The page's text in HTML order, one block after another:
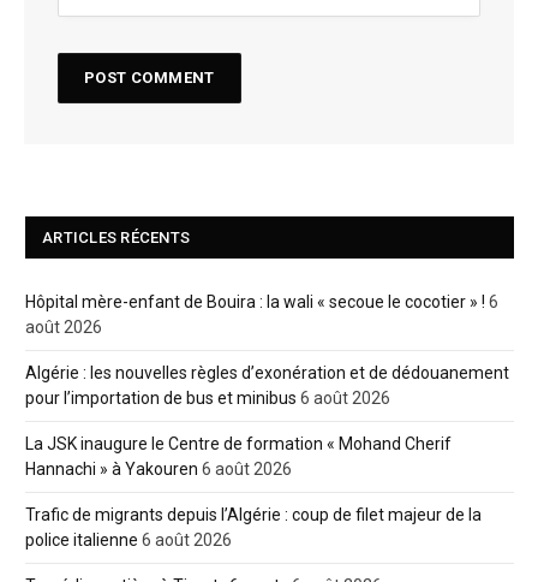
ARTICLES RÉCENTS
Hôpital mère-enfant de Bouira : la wali « secoue le cocotier » ! 6
août 2026
Algérie : les nouvelles règles d’exonération et de dédouanement
pour l’importation de bus et minibus 6 août 2026
La JSK inaugure le Centre de formation « Mohand Cherif
Hannachi » à Yakouren 6 août 2026
Trafic de migrants depuis l’Algérie : coup de filet majeur de la
police italienne 6 août 2026